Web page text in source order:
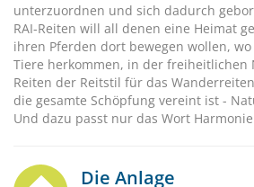
unterzuordnen und sich dadurch
RAI-Reiten will all denen eine Heimat
ihren Pferden dort bewegen wollen,
Tiere herkommen, in der freiheitlichen
Reiten der Reitstil für das
die gesamte Schöpfung vereint ist -
Und dazu passt nur das Wort
Die Anlage